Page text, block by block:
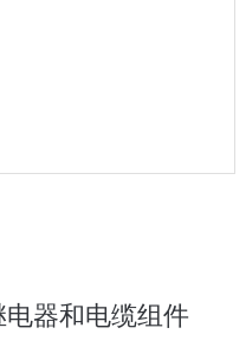
器和电缆组件